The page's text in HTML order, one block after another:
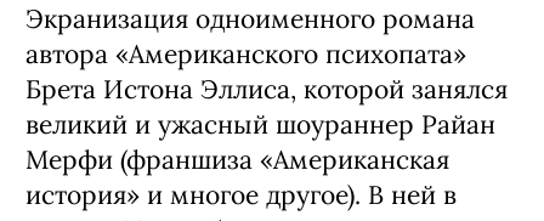
Экранизация одноименного романа
автора «Американского психопата»
Брета Истона Эллиса, которой занялся
великий и ужасный шоураннер Райан
Мерфи (франшиза «Американская
история» и многое другое). В ней в